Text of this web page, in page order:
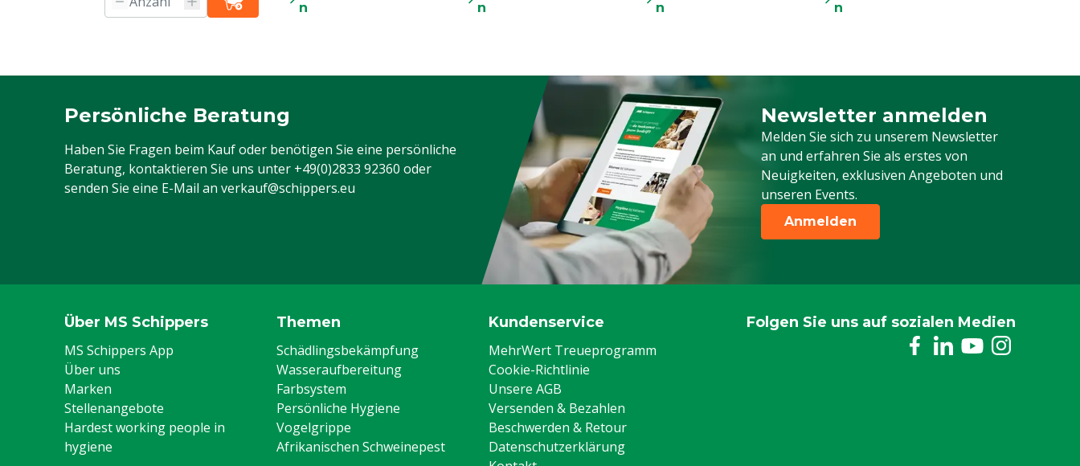
Andere
Maximale Länge des Zauns
2 km
Batterie(n)/Akku(s) enthalten
Nein
Typ der Batterie
Premium Line
n
n
n
n
Persönliche Beratung
Haben Sie Fragen beim Kauf oder benötigen Sie eine persönliche
Beratung, kontaktieren Sie uns unter +49(0)2833 92360 oder
senden Sie eine E-Mail an verkauf@schippers.eu
Newsletter anmelden
Melden Sie sich zu unserem Newsletter
an und erfahren Sie als erstes von
Neuigkeiten, exklusiven Angeboten und
unseren Events.
Melden Sie sich für unseren Newsletter
Anmelden
Über MS Schippers
MS Schippers App
Über uns
Marken
Stellenangebote
Hardest working people in
hygiene
Themen
Schädlingsbekämpfung
Wasseraufbereitung
Farbsystem
Persönliche Hygiene
Vogelgrippe
Afrikanischen Schweinepest
Kundenservice
MehrWert Treueprogramm
Cookie-Richtlinie
Unsere AGB
Versenden & Bezahlen
Beschwerden & Retour
Datenschutzerklärung
Folgen Sie uns auf sozialen Medien